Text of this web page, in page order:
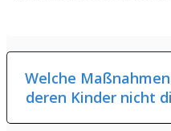
Welche
deren Kinder nicht